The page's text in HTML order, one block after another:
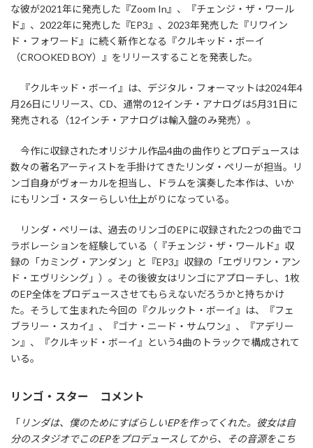
な彼が2021年に発売した『Zoom In』、『チェンジ・ザ・ワール
ド』、2022年に発売した『EP3』、2023年発売した『リワイン
ド・フォワード』に続く新作となる『クルキッド・ボーイ
（CROOKED BOY）』をリリースすることを発表した。
『クルキッド・ボーイ』は、デジタル・フォーマットは2024年4
月26日にリリース、CD、通常の12インチ・アナログは5月31日に
発売される（12インチ・アナログは輸入盤のみ発売）。
今作に収録されたオリジナル作品4曲の曲作りとプロデュースは
数々の著名アーティストを手掛けてきたリンダ・ペリーが担当。リ
ンゴ自身がヴォーカルを担当し、ドラムを演奏した本作は、いか
にもリンゴ・スターらしい仕上がりになっている。
リンダ・ペリーは、過去のリンゴのEPに収録された2つの曲でコ
ラボレーションを経験している（『チェンジ・ザ・ワールド』収
録の「カミング・アンダン」と『EP3』収録の「エヴリワン・アン
ド・エヴリシング」）。その後彼女はリンゴにアプローチし、1枚
のEP全体をプロデュースさせてもらえないだろうかと持ちかけ
た。そうして生まれた今回の『クルックト・ボーイ』は、『フェ
ブラリー・スカイ』、『ゴナ・ニード・サムワン』、『アデリー
ン』、『クルキッド・ボーイ』という4曲のトラックで構成されて
いる。
リンゴ・スター コメント
「 リンダは、僕のためにすばらしいEPを作ってくれた。彼女は自
分のスタジオでこのEPをプロデュースしてから、その音源をこち